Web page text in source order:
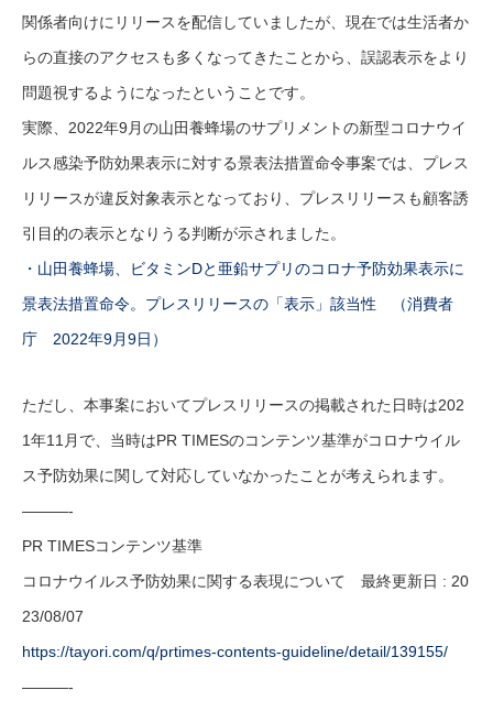
関係者向けにリリースを配信していましたが、現在では生活者か
らの直接のアクセスも多くなってきたことから、誤認表示をより
問題視するようになったということです。
実際、2022年9月の山田養蜂場のサプリメントの新型コロナウイ
ルス感染予防効果表示に対する景表法措置命令事案では、プレス
リリースが違反対象表示となっており、プレスリリースも顧客誘
引目的の表示となりうる判断が示されました。
・山田養蜂場、ビタミンDと亜鉛サプリのコロナ予防効果表示に
景表法措置命令。プレスリリースの「表示」該当性 （消費者
庁 2022年9月9日）
ただし、本事案においてプレスリリースの掲載された日時は202
1年11月で、当時はPR TIMESのコンテンツ基準がコロナウイル
ス予防効果に関して対応していなかったことが考えられます。
———-
PR TIMESコンテンツ基準
コロナウイルス予防効果に関する表現について 最終更新日 : 20
23/08/07
https://tayori.com/q/prtimes-contents-guideline/detail/139155/
———-